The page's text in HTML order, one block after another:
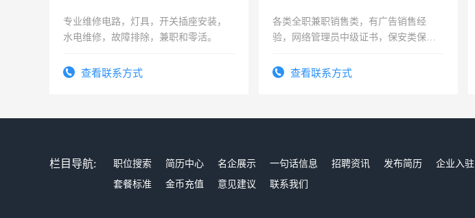
专业维修电路，灯具，开关插座安装，
水电维修，故障排除，兼职和零活。
查看联系方式
各类全职兼职销售类，有广告销售经
验，网络管理员中级证书，保安类保安
有高低压电工证和十几年工作经验
查看联系方式
栏目导航: 职位搜索 简历中心 名企展示 一句话信息 招聘资讯 发布简历 企业入驻
套餐标准
金币充值 意见建议 联系我们